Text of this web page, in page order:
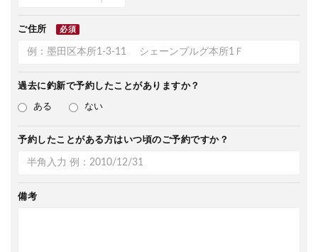
ご住所 必須
過去に釣新で予約したことがありますか？
ある ない
予約したことがある方はいつ頃のご予約ですか？
備考